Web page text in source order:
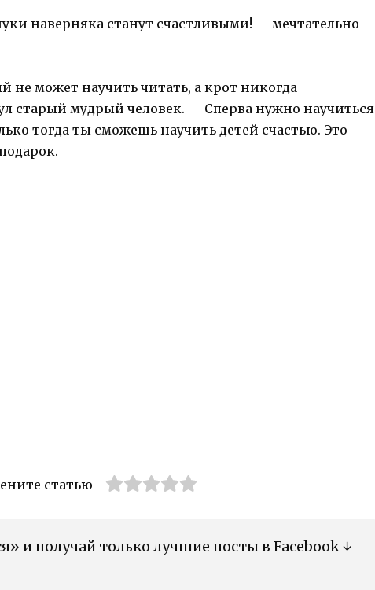
наверняка станут счастливыми! — мечтательно
может научить читать, а крот никогда
старый мудрый человек. — Сперва нужно научиться
тогда ты сможешь научить детей счастью. Это
статью
и получай только лучшие посты в Facebook ↓